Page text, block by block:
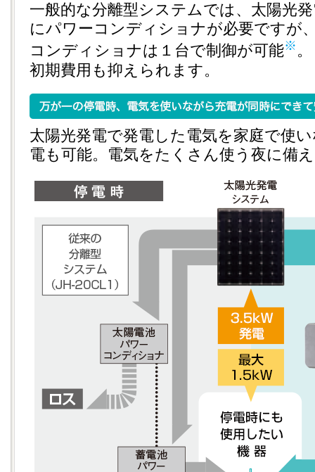
一般的な分離型システムでは、太陽光
にパワーコンディショナが必要ですが
コンディショナは１台で制御が可能※
初期費用も抑えられます。
太陽光発電で発電した電気を家庭で使
電も可能。電気をたくさん使う夜に備